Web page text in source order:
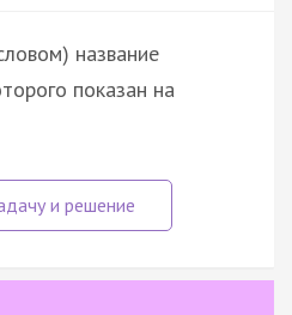
название
показан на